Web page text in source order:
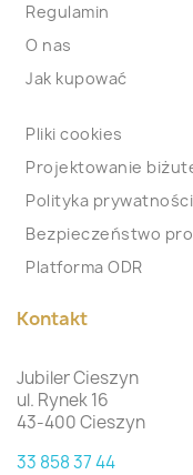
Regulamin
O nas
Jak kupować
Pliki cookies
Projektowanie
Polityka prywatności
Bezpieczeństwo
Platforma ODR
Kontakt
Jubiler Cieszyn
ul. Rynek 16
43-400 Cieszyn
33 858 37 44